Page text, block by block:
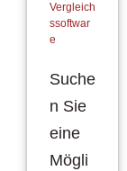
Vergleich
ssoftwar
e
Suche
n Sie
eine
Mögli